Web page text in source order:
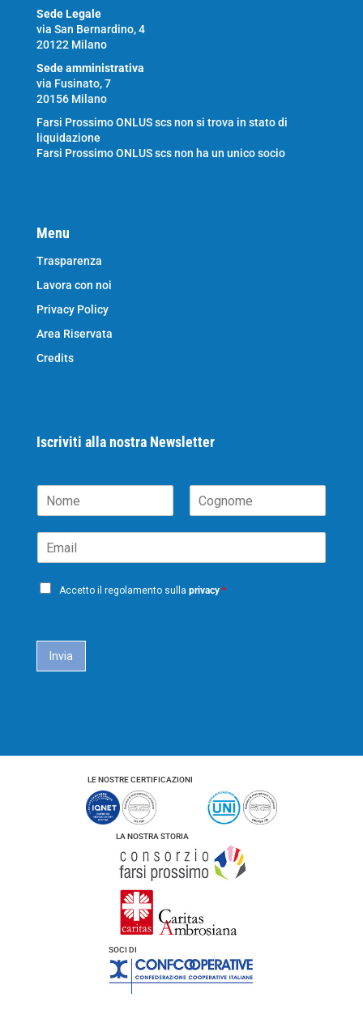
Sede Legale
via San Bernardino, 4
20122 Milano
Sede amministrativa
via Fusinato, 7
20156 Milano
Farsi Prossimo ONLUS scs non si trova in stato di
liquidazione
Farsi Prossimo ONLUS scs non ha un unico socio
Menu
Trasparenza
Lavora con noi
Privacy Policy
Area Riservata
Credits
Iscriviti alla nostra Newsletter
o
e
o
n
m
e
m
P
c
Accetto il regolamento sulla privacy *
Invia
LE NOSTRE CERTIFICAZIONI
LA NOSTRA STORIA
SOCI DI